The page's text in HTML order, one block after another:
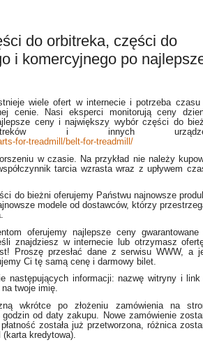
do orbitreka, części do
i komercyjnego po
wiele ofert w internecie i potrzeba czasu
cenie. Nasi eksperci monitorują ceny
ceny i największy wybór części do
i innych
for-treadmill/belt-for-treadmill/
w czasie. Na przykład nie należy
tarcia wzrasta wraz z upływem
do bieżni oferujemy Państwu najnowsze
modele od dostawców, którzy
oferujemy najlepsze ceny gwarantowane
znajdziesz w internecie lub otrzymasz
Proszę przesłać dane z serwisu WWW, a
Ci tę samą cenę i darmowy bilet.
następujących informacji: nazwę witryny i link
twoje imię.
wkrótce po złożeniu zamówienia na
od daty zakupu. Nowe zamówienie
została już przetworzona, różnica
kredytowa).